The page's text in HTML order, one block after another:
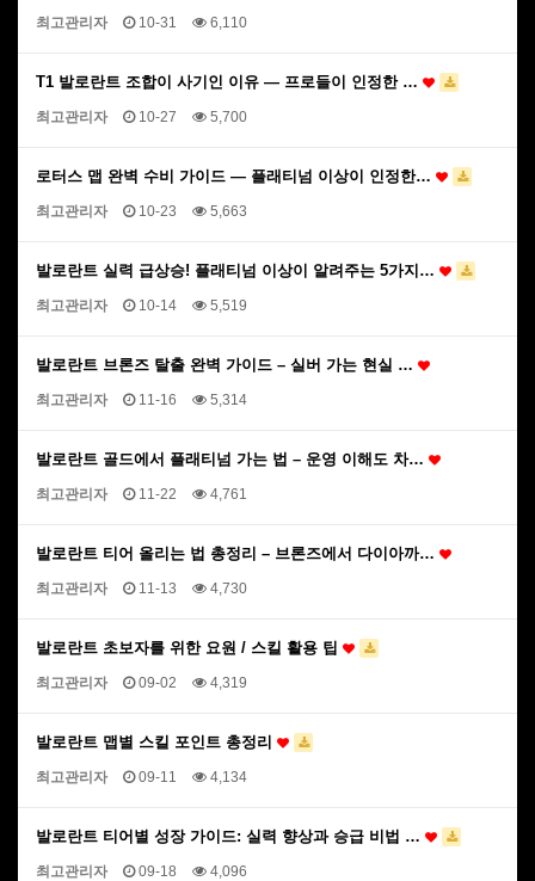
최고관리자 10-31 6,110
T1 발로란트 조합이 사기인 이유 — 프로들이 인정한 …
최고관리자 10-27 5,700
로터스 맵 완벽 수비 가이드 — 플래티넘 이상이 인정한…
최고관리자 10-23 5,663
발로란트 실력 급상승! 플래티넘 이상이 알려주는 5가지…
최고관리자 10-14 5,519
발로란트 브론즈 탈출 완벽 가이드 – 실버 가는 현실 …
최고관리자 11-16 5,314
발로란트 골드에서 플래티넘 가는 법 – 운영 이해도 차…
최고관리자 11-22 4,761
발로란트 티어 올리는 법 총정리 – 브론즈에서 다이아까…
최고관리자 11-13 4,730
발로란트 초보자를 위한 요원 / 스킬 활용 팁
최고관리자 09-02 4,319
발로란트 맵별 스킬 포인트 총정리
최고관리자 09-11 4,134
발로란트 티어별 성장 가이드: 실력 향상과 승급 비법 …
최고관리자 09-18 4,096